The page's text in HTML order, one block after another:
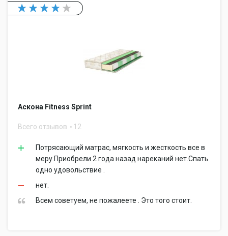
Аскона Fitness Sprint
Всего отзывов 12
Потрясающий матрас, мягкость и жесткость все в
меру.Приобрели 2 года назад нареканий нет.Спать
одно удовольствие .
нет.
Всем советуем, не пожалеете . Это того стоит.